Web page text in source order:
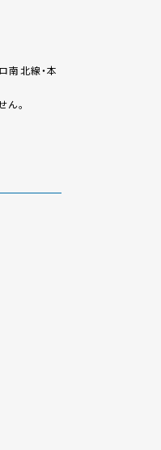
南北線・本
。